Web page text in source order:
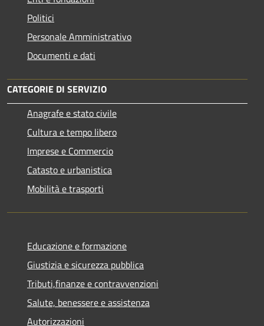
Politici
Personale Amministrativo
Documenti e dati
CATEGORIE DI SERVIZIO
Anagrafe e stato civile
Cultura e tempo libero
Imprese e Commercio
Catasto e urbanistica
Mobilità e trasporti
Educazione e formazione
Giustizia e sicurezza pubblica
Tributi,finanze e contravvenzioni
Salute, benessere e assistenza
Autorizzazioni